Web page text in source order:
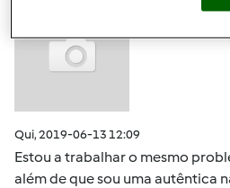
Qui, 2019-06-13 12:09
Estou a trabalhar o mesmo
além de que sou uma autêntica